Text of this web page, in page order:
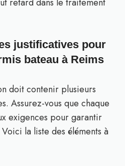
retard dans le traitement
justificatives pour
bateau à Reims
doit contenir plusieurs
Assurez-vous que chaque
exigences pour garantir
la liste des éléments à